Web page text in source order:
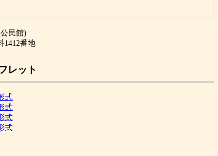
民館)
1412番地
レット
式
式
式
式